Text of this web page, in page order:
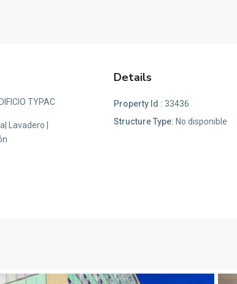
TYPAC
Lavadero |
Details
Property Id : 33436
Structure Type: No disponible